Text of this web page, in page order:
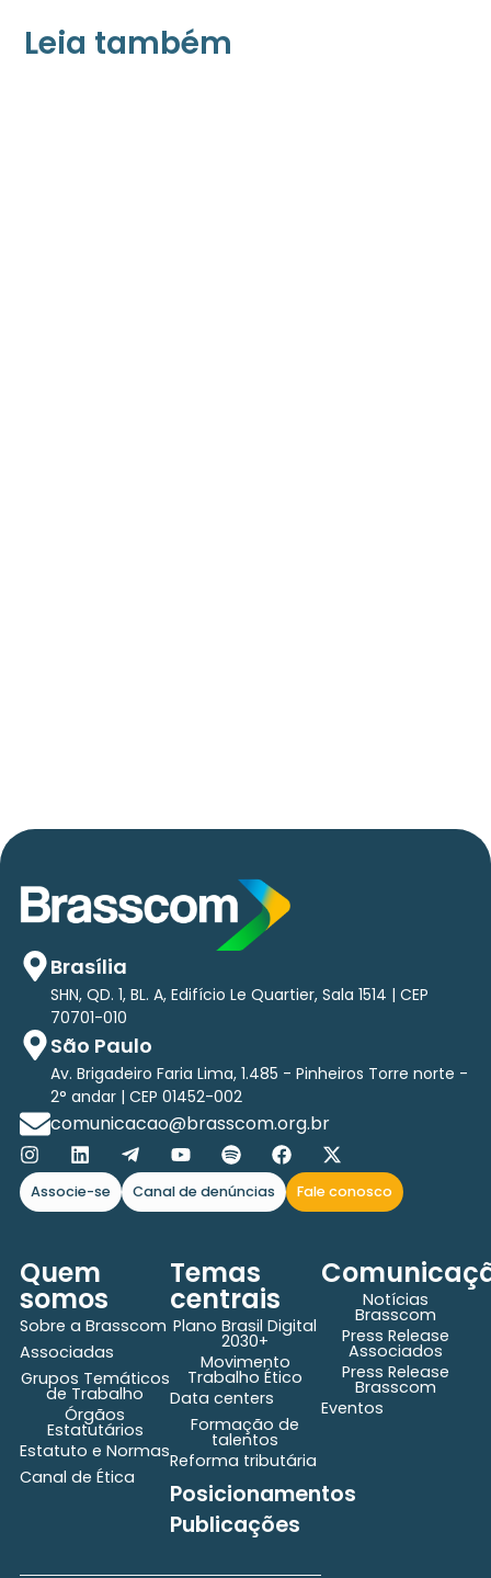
Leia também
Brasília
SHN, QD. 1, BL. A, Edifício Le Quartier, Sala 1514 | CEP
70701-010
São Paulo
Av. Brigadeiro Faria Lima, 1.485 - Pinheiros Torre norte -
2° andar | CEP 01452-002
comunicacao@brasscom.org.br
Associe-se Canal de denúncias Fale conosco
Quem
somos
Sobre a Brasscom
Associadas
Grupos Temáticos
de Trabalho
Órgãos
Estatutários
Estatuto e Normas
Canal de Ética
Temas
centrais
Plano Brasil Digital
2030+
Movimento
Trabalho Ético
Data centers
Formação de
talentos
Reforma tributária
Posicionamentos
Publicações
Notícias
Brasscom
Press Release
Associados
Press Release
Brasscom
Eventos